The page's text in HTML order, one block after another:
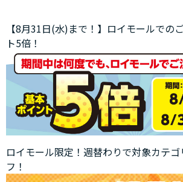
【8月31日(水)まで！】ロイモールでの
ト5倍！
ロイモール限定！週替わりで対象カテ
フ！